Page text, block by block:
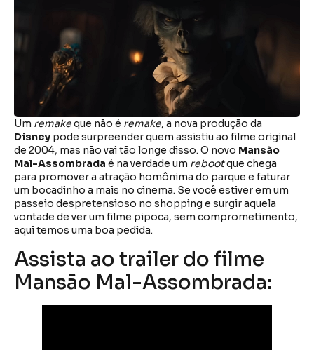
Um remakeque não é remake, a nova produção da
Disney pode surpreender quem assistiu ao filme original
de 2004, mas não vai tão longe disso. O novo Mansão
Mal-Assombrada é na verdade um rebootque chega
para promover a atração homônima do parque e faturar
um bocadinho a mais no cinema. Se você estiver em um
passeio despretensioso no shopping e surgir aquela
vontade de ver um filme pipoca, sem comprometimento,
aqui temos uma boa pedida.
Assista ao trailer do filme
Mansão Mal-Assombrada: